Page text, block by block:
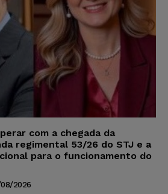
com a chegada da
regimental 53/26 do STJ e a
para o funcionamento do
2026